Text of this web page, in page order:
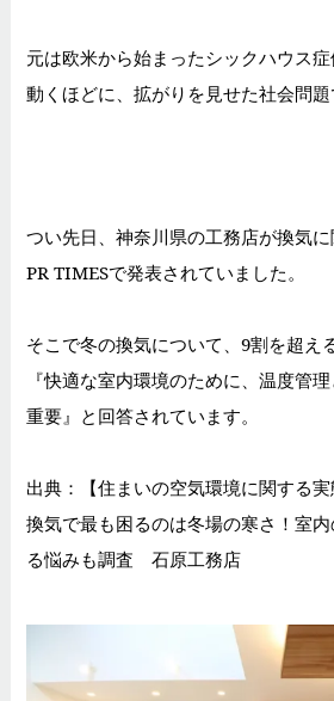
元は欧米から始まったシックハウス症
動くほどに、拡がりを見せた社会問題
つい先日、神奈川県の工務店が換気
PR TIMESで発表されていました。
そこで冬の換気について、9割を超え
『快適な室内環境のために、温度管
重要』と回答されています。
出典：【住まいの空気環境に関する実
換気で最も困るのは冬場の寒さ！室
る悩みも調査 石原工務店